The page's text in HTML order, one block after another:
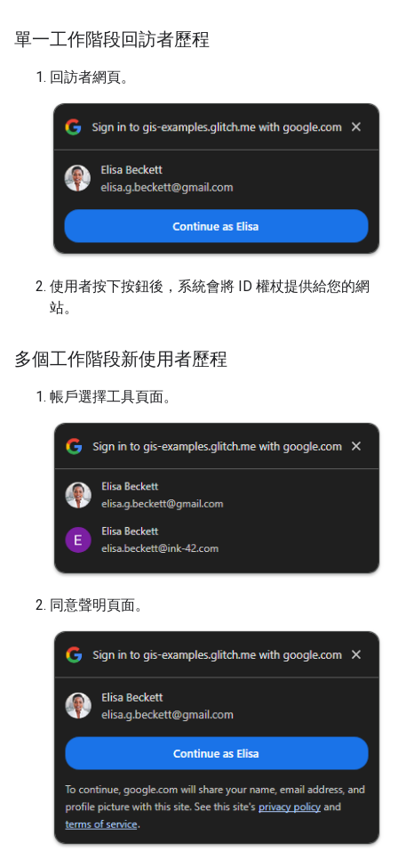
單一工作階段回訪者歷程
回訪者網頁。
使用者按下按鈕後，系統會將 ID 權杖提供給您的網
站。
多個工作階段新使用者歷程
帳戶選擇工具頁面。
同意聲明頁面。